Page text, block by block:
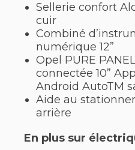
Sellerie confort
cuir
Combiné
numérique 12”
Opel PURE
connectée 10”
Android AutoTM
Aide au
arrière
En plus sur